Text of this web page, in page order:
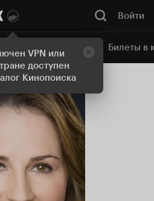
VPN или
доступен
Кинопоиска
Войти
Онлайн-кинотеатр Билеты в